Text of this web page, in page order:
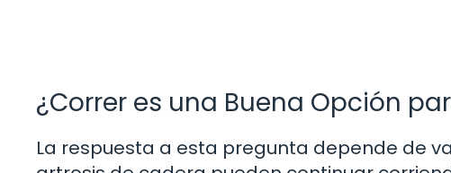
¿Correr es una Buena Opción
La respuesta a esta pregunta depende de